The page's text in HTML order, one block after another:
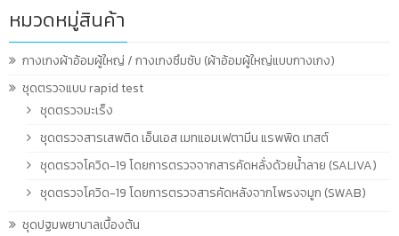
หมวดหมู่สินค้า
กางเกงผ้าอ้อมผู้ใหญ่ / กางเกงซึมซับ (ผ้าอ้อมผู้ใหญ่แบบกางเกง)
ชุดตรวจแบบ rapid test
ชุดตรวจมะเร็ง
ชุดตรวจสารเสพติด เอ็นเอส เมทแอมเฟตามีน แรพพิด เทสต์
ชุดตรวจโควิด-19 โดยการตรวจจากสารคัดหลั่งด้วยน้ำลาย (SALIVA)
ชุดตรวจโควิด-19 โดยการตรวจสารคัดหลังจากโพรงจมูก (SWAB)
ชุดปฐมพยาบาลเบื้องต้น